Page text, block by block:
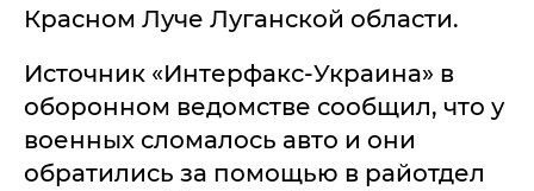
Красном Луче Луганской области.
Источник «Интерфакс-Украина» в
оборонном ведомстве сообщил, что у
военных сломалось авто и они
обратились за помощью в райотдел